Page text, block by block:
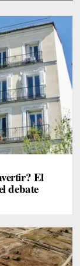
El
debate